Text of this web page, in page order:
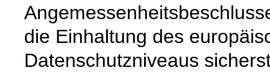
die Einhaltung des
Datenschutzniveaus